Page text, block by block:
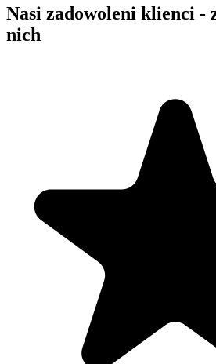
Nasi zadowoleni klienci -
nich